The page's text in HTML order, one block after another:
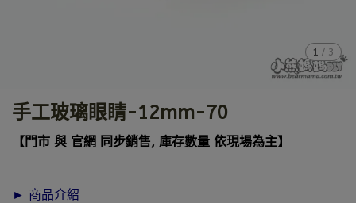
1 / 3
手工玻璃眼睛-12mm-70
【門市 與 官網 同步銷售, 庫存數量 依現場為主】
► 商品介紹